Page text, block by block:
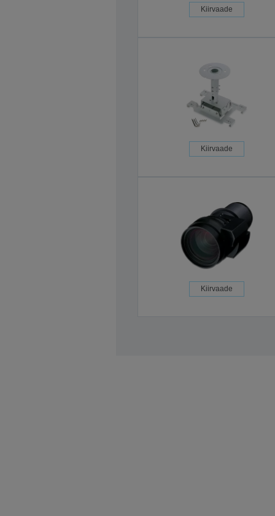
Kiirvaade
Kiirvaade
Kiirvaade